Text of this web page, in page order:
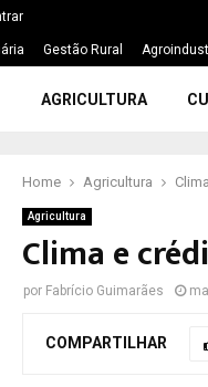
Gestão Rural
AGRICULTURA
Home Agricultura
Agricultura
Clima e
por Fabrício Guimarães
COMPARTILHAR